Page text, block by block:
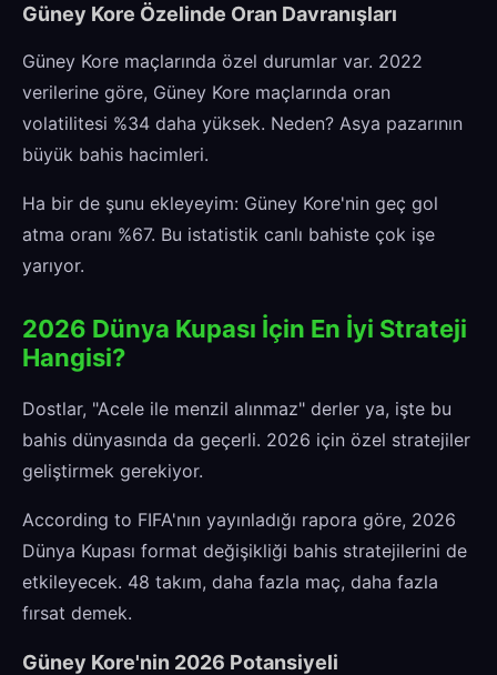
Güney Kore Özelinde Oran Davranışları
Güney Kore maçlarında özel durumlar var. 2022
verilerine göre, Güney Kore maçlarında oran
volatilitesi %34 daha yüksek. Neden? Asya pazarının
büyük bahis hacimleri.
Ha bir de şunu ekleyeyim: Güney Kore'nin geç gol
atma oranı %67. Bu istatistik canlı bahiste çok işe
yarıyor.
2026 Dünya Kupası İçin En İyi Strateji
Hangisi?
Dostlar, "Acele ile menzil alınmaz" derler ya, işte bu
bahis dünyasında da geçerli. 2026 için özel stratejiler
geliştirmek gerekiyor.
According to FIFA'nın yayınladığı rapora göre, 2026
Dünya Kupası format değişikliği bahis stratejilerini de
etkileyecek. 48 takım, daha fazla maç, daha fazla
fırsat demek.
Güney Kore'nin 2026 Potansiyeli